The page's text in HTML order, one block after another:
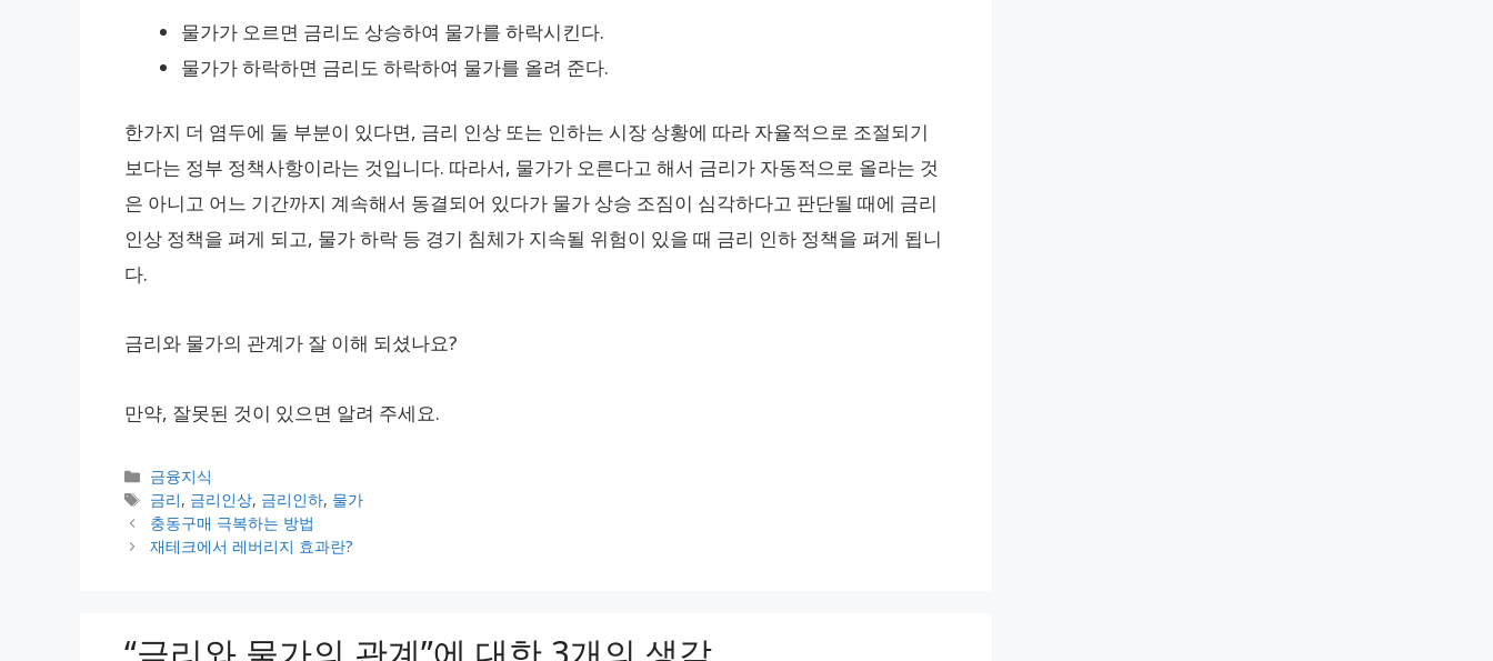
물가가 오르면 금리도 상승하여 물가를 하락시킨다.
물가가 하락하면 금리도 하락하여 물가를 올려 준다.
한가지 더 염두에 둘 부분이 있다면, 금리 인상 또는 인하는 시장 상황에 따라 자율적으로 조절되기
보다는 정부 정책사항이라는 것입니다. 따라서, 물가가 오른다고 해서 금리가 자동적으로 올라는 것
은 아니고 어느 기간까지 계속해서 동결되어 있다가 물가 상승 조짐이 심각하다고 판단될 때에 금리
인상 정책을 펴게 되고, 물가 하락 등 경기 침체가 지속될 위험이 있을 때 금리 인하 정책을 펴게 됩니
다.
금리와 물가의 관계가 잘 이해 되셨나요?
만약, 잘못된 것이 있으면 알려 주세요.
카
테
고
리
금융지식
태
그
금리, 금리인상, 금리인하, 물가
충동구매 극복하는 방법
재테크에서 레버리지 효과란?